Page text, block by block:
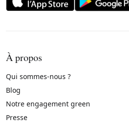
À propos
Qui sommes-nous ?
Blog
Notre engagement green
Presse